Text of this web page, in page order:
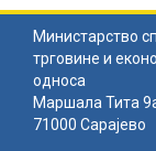
Министарство
трговине и
односа
Маршала Тита
71000 Сарајево